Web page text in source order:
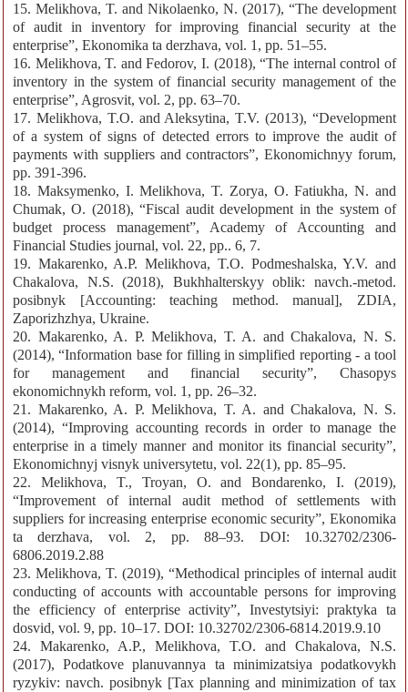
15. Melikhova, T. and Nikolaenko, N. (2017), “The development
of audit in inventory for improving financial security at the
enterprise”, Ekonomika ta derzhava, vol. 1, pp. 51–55.
16. Melikhova, T. and Fedorov, I. (2018), “The internal control of
inventory in the system of financial security management of the
enterprise”, Agrosvit, vol. 2, pp. 63–70.
17. Melikhova, T.O. and Aleksytina, T.V. (2013), “Development
of a system of signs of detected errors to improve the audit of
payments with suppliers and contractors”, Ekonomichnyy forum,
рр. 391-396.
18. Maksymenko, I. Melikhova, T. Zorya, O. Fatiukha, N. and
Chumak, O. (2018), “Fiscal audit development in the system of
budget process management”, Academy of Accounting and
Financial Studies journal, vol. 22, рр.. 6, 7.
19. Makarenko, A.P. Melikhova, T.O. Podmeshalska, Y.V. and
Chakalova, N.S. (2018), Bukhhalterskyy oblik: navch.-metod.
posibnyk [Accounting: teaching method. manual], ZDIA,
Zaporizhzhya, Ukraine.
20. Makarenko, A. P. Melikhova, T. A. and Chakalova, N. S.
(2014), “Information base for filling in simplified reporting - a tool
for management and financial security”, Chasopys
ekonomichnykh reform, vol. 1, pp. 26–32.
21. Makarenko, A. P. Melikhova, T. A. and Chakalova, N. S.
(2014), “Improving accounting records in order to manage the
enterprise in a timely manner and monitor its financial security”,
Ekonomichnyj visnyk universytetu, vol. 22(1), pp. 85–95.
22. Melikhova, T., Troyan, О. and Bondarenko, I. (2019),
“Improvement of internal audit method of settlements with
suppliers for increasing enterprise economic security”, Ekonomika
ta derzhava, vol. 2, pp. 88–93. DOI: 10.32702/2306-
6806.2019.2.88
23. Melikhova, T. (2019), “Methodical principles of internal audit
conducting of accounts with accountable persons for improving
the efficiency of enterprise activity”, Investytsiyi: praktyka ta
dosvid, vol. 9, pp. 10–17. DOI: 10.32702/2306-6814.2019.9.10
24. Makarenko, A.P., Melikhova, T.O. and Chakalova, N.S.
(2017), Podatkove planuvannya ta minimizatsiya podatkovykh
ryzykiv: navch. posibnyk [Tax planning and minimization of tax